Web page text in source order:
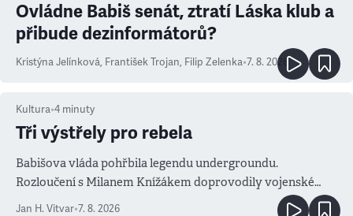
Ovládne Babiš senát, ztratí Láska klub a
přibude dezinformátorů?
Kristýna Jelínková, František Trojan, Filip Zelenka•7. 8. 2026
Kultura•4 minuty
Tři výstřely pro rebela
Babišova vláda pohřbila legendu undergroundu.
Rozloučení s Milanem Knížákem doprovodily vojenské
salvy i kritika pokrokářů
Jan H. Vitvar•7. 8. 2026